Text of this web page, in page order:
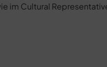
im Cultural